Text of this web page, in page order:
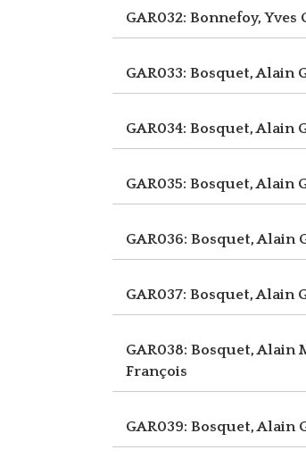
GAR032: Bonnefoy, Yves
GAR033: Bosquet, Alain
GAR034: Bosquet, Alain
GAR035: Bosquet, Alain
GAR036: Bosquet, Alain
GAR037: Bosquet, Alain
GAR038: Bosquet, Alain
François
GAR039: Bosquet, Alain